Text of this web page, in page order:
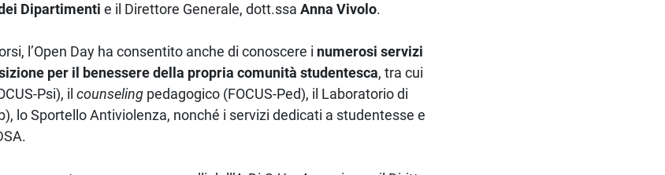
Dipartimenti e il Direttore Generale, dott.ssaAnna Vivolo.
l’Open Day ha consentito anche di conoscere i numerosi servizi
per il benessere della propria comunità studentesca, tra cui
Psi), ilcounseling pedagogico (FOCUS-Ped), il Laboratorio di
lo Sportello Antiviolenza, nonché i servizi dedicati a studentesse e